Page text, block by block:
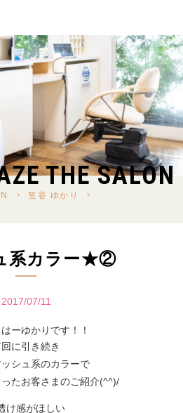
THE SALON
> 笠谷 ゆかり
>
系カラー★②
2017/07/11
ーゆかりです！！
に引き続き
シュ系のカラーで
たお客さまのご紹介(^^)/
け感がほしい